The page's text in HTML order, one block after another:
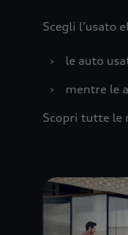
Scegli l’usato
›
le auto
›
mentre le
Scopri tutte le